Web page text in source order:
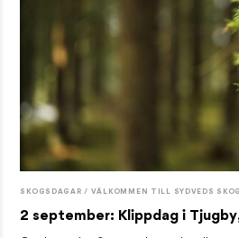
SKOGSDAGAR / VÄLKOMMEN TILL SYDVEDS
2 september: Klippdag i